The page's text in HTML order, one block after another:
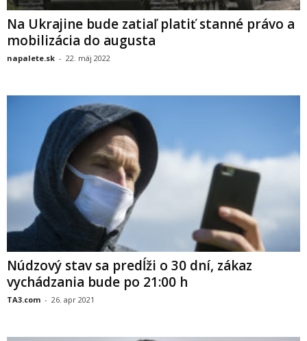
Na Ukrajine bude zatiaľ platiť stanné právo a
mobilizácia do augusta
napalete.sk - 22. máj 2022
Núdzový stav sa predĺži o 30 dní, zákaz
vychádzania bude po 21:00 h
TA3.com - 26. apr 2021